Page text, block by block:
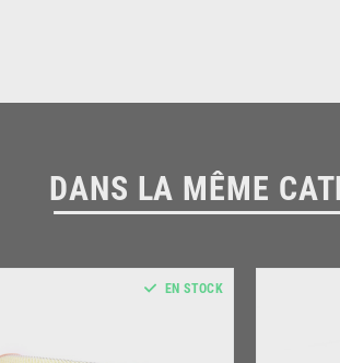
DANS LA MÊME
EN STOCK